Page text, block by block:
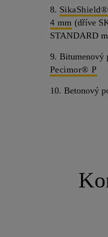
8.
4 mm (dříve
STANDARD
9. Bitumenový
Pecimor® P
10. Betonový